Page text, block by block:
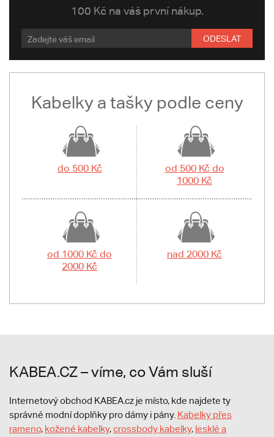
100 Kč na váš první nákup.
ODESLAT
Kabelky a tašky podle ceny
do 500 Kč
od 500 Kč do
1000 Kč
od 1000 Kč do
2000 Kč
nad 2000 Kč
KABEA.CZ – víme, co Vám sluší
Internetový obchod KABEA.cz je místo, kde najdete ty
správné modní doplňky pro dámy i pány. Kabelky přes
rameno, kožené kabelky,crossbody kabelky, lesklé a